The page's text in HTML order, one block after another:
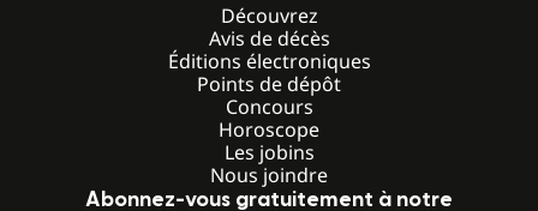
Découvrez
Avis de décès
Éditions électroniques
Points de dépôt
Concours
Horoscope
Les jobins
Nous joindre
Abonnez-vous gratuitement à notre